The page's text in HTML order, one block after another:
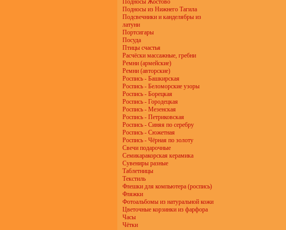
Подносы Жостово
Подносы из Нижнего Тагила
Подсвечники и канделябры из
латуни
Портсигары
Посуда
Птицы счастья
Расчёски массажные, гребни
Ремни (армейские)
Ремни (авторские)
Роспись - Башкирская
Роспись - Беломорские узоры
Роспись - Борецкая
Роспись - Городецкая
Роспись - Мезенская
Роспись - Петриковская
Роспись - Синяя по серебру
Роспись - Сюжетная
Роспись - Чёрная по золоту
Свечи подарочные
Семикаракорская керамика
Сувениры разные
Таблетницы
Текстиль
Флешки для компьютера (роспись)
Фляжки
Фотоальбомы из натуральной кожи
Цветочные корзинки из фарфора
Часы
Чётки